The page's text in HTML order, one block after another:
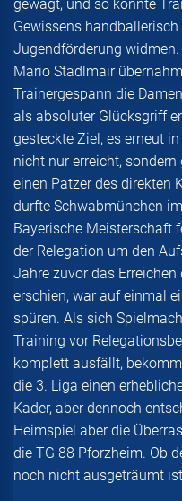
gewagt, und so konnte
Gewissens
Jugendförderung
Mario Stadlmair
Trainergespann die
als absoluter Glücksgriff
gesteckte Ziel, es erneut
nicht nur erreicht,
einen Patzer des direkten
durfte Schwabmünchen
Bayerische Meisterschaft
der Relegation um den
Jahre zuvor das
erschien, war auf einmal
spüren. Als sich
Training vor
komplett ausfällt,
die 3. Liga einen
Kader, aber dennoch
Heimspiel aber die
die TG 88 Pforzheim. Ob
noch nicht ausgeträumt